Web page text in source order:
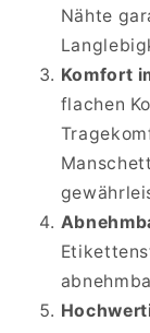
Nähte
Komfort
flachen